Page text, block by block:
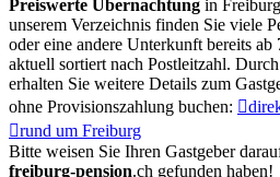
Preiswerte Übernachtung in
unserem Verzeichnis finden Sie viele
oder eine andere Unterkunft bereits
aktuell sortiert nach Postleitzahl.
erhalten Sie weitere Details zum
ohne Provisionszahlung buchen: 
rund um Freiburg
Bitte weisen Sie Ihren Gastgeber
freiburg-pension.ch gefunden haben!